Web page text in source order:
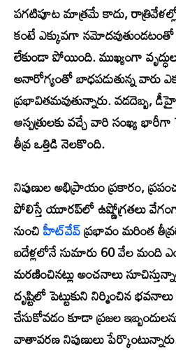
పగటిపూట మాత్రమే కాదు,
కంటే ఎక్కువగా
లేకుండా పోయింది. ముఖ్యంగా
అనారోగ్యంతో బాధపడుతున్న వారు
ప్రభావితమవుతున్నారు. వడదెబ్బ,
ఆస్పత్రులకు వచ్చే వారి సంఖ్య
తీవ్ర ఒత్తిడి నెలకొంది.
నిపుణుల అభిప్రాయం ప్రకారం,
పోలిస్తే యూరప్‌లో ఉష్ణోగ్రతలు
నుంచిహీట్‌వేవ్ప్రభావం మరింత
ఐదేళ్లలోనే సుమారు 60 వేల మంది
మరణించినట్లు అంచనాలు
దృష్టిలో పెట్టుకుని నిర్మించిన
చేసుకోవడం కూడా ప్రజల
వాతావరణ నిపుణులు